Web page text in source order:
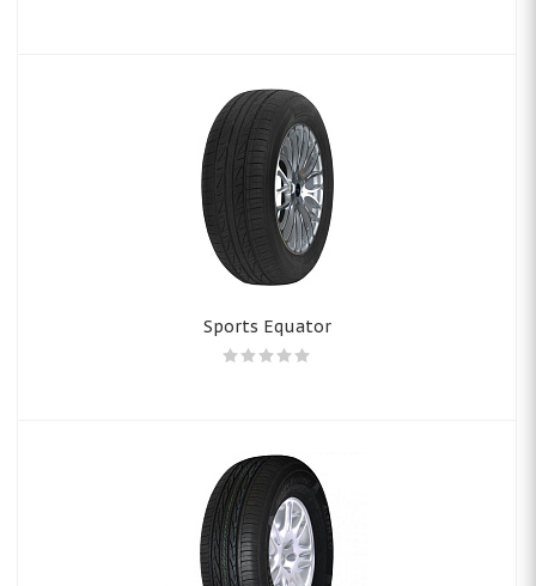
Sports Equator